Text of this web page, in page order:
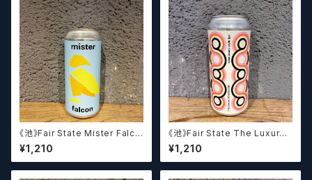
《池》Fair State Mister Falco
n / フェアステイト ミスター ファ
ルコン【クラフトビールシザーズ】
¥1,210
《池》Fair State The Luxury
of Restraint / フェアステイト
ザ ラグジュアリー オブ リストレ
イント【クラフトビールシザーズ】
¥1,210